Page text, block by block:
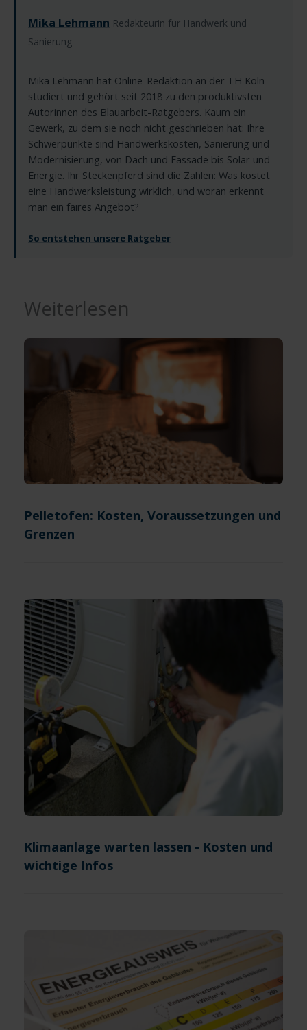
Mika Lehmann Redakteurin für Handwerk und
Sanierung
Mika Lehmann hat Online-Redaktion an der TH Köln
studiert und gehört seit 2018 zu den produktivsten
Autorinnen des Blauarbeit-Ratgebers. Kaum ein
Gewerk, zu dem sie noch nicht geschrieben hat: Ihre
Schwerpunkte sind Handwerkskosten, Sanierung und
Modernisierung, von Dach und Fassade bis Solar und
Energie. Ihr Steckenpferd sind die Zahlen: Was kostet
eine Handwerksleistung wirklich, und woran erkennt
man ein faires Angebot?
So entstehen unsere Ratgeber
Weiterlesen
Pelletofen: Kosten, Voraussetzungen und
Grenzen
Klimaanlage warten lassen - Kosten und
wichtige Infos